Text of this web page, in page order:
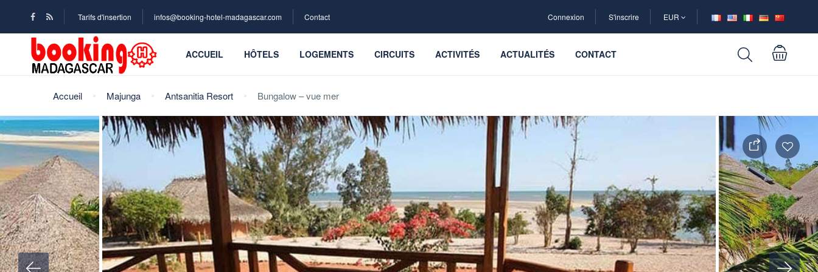
Tarifs d'insertion infos@booking-hotel-madagascar.com Contact Connexion S'inscrire EUR
ACCUEIL HÔTELS LOGEMENTS CIRCUITS ACTIVITÉS ACTUALITÉS CONTACT
Accueil Majunga Antsanitia Resort Bungalow – vue mer